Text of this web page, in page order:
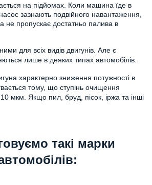
на підйомах. Коли машина їде в
зазнають подвійного навантаження,
не пропускає достатньо палива в
для всіх видів двигунів. Але є
лише в деяких типах автомобілів.
характерно зниження потужності в
тому, що ступінь очищення
мкм. Якщо пил, бруд, пісок, іржа та інші
такі марки